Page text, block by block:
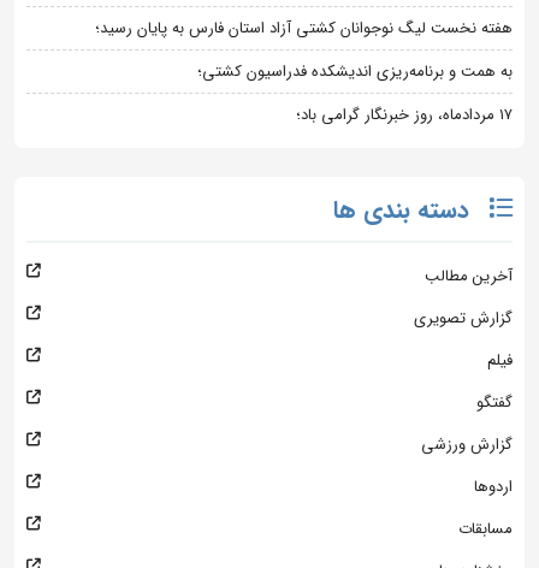
هفته نخست لیگ نوجوانان کشتی آزاد استان فارس به پایان رسید؛
به همت و برنامه‌ریزی اندیشکده فدراسیون کشتی؛
۱۷ مردادماه، روز خبرنگار گرامی باد؛
دسته بندی ها
آخرین مطالب
گزارش تصویری
فیلم
گفتگو
گزارش ورزشی
اردوها
مسابقات